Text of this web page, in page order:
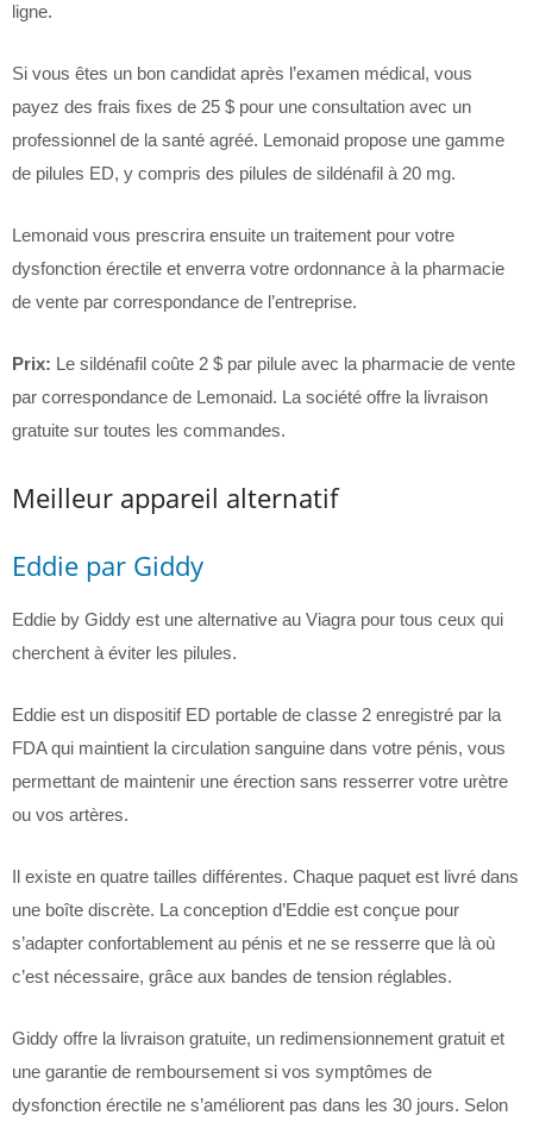
ligne.
Si vous êtes un bon candidat après l’examen médical, vous
payez des frais fixes de 25 $ pour une consultation avec un
professionnel de la santé agréé. Lemonaid propose une gamme
de pilules ED, y compris des pilules de sildénafil à 20 mg.
Lemonaid vous prescrira ensuite un traitement pour votre
dysfonction érectile et enverra votre ordonnance à la pharmacie
de vente par correspondance de l’entreprise.
Prix: Le sildénafil coûte 2 $ par pilule avec la pharmacie de vente
par correspondance de Lemonaid. La société offre la livraison
gratuite sur toutes les commandes.
Meilleur appareil alternatif
Eddie par Giddy
Eddie by Giddy est une alternative au Viagra pour tous ceux qui
cherchent à éviter les pilules.
Eddie est un dispositif ED portable de classe 2 enregistré par la
FDA qui maintient la circulation sanguine dans votre pénis, vous
permettant de maintenir une érection sans resserrer votre urètre
ou vos artères.
Il existe en quatre tailles différentes. Chaque paquet est livré dans
une boîte discrète. La conception d’Eddie est conçue pour
s’adapter confortablement au pénis et ne se resserre que là où
c’est nécessaire, grâce aux bandes de tension réglables.
Giddy offre la livraison gratuite, un redimensionnement gratuit et
une garantie de remboursement si vos symptômes de
dysfonction érectile ne s’améliorent pas dans les 30 jours. Selon